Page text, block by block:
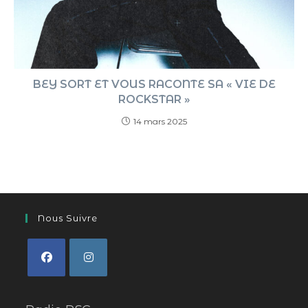
BEY SORT ET VOUS RACONTE SA « VIE DE
ROCKSTAR »
14 mars 2025
Nous Suivre